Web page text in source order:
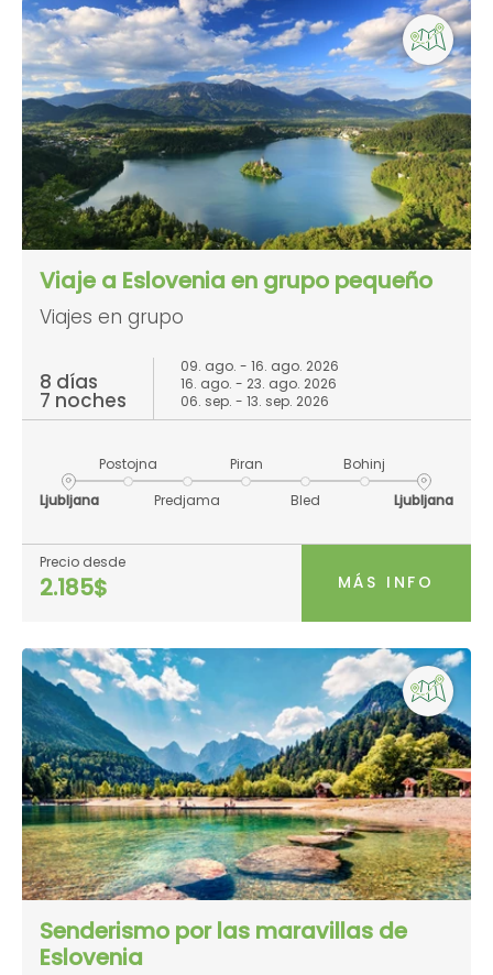
Viaje a Eslovenia en grupo pequeño
Viajes en grupo
8 días
7 noches
09. ago. - 16. ago. 2026
16. ago. - 23. ago. 2026
06. sep. - 13. sep. 2026
Ljubljana
Postojna
Predjama
Piran
Bled
Bohinj
Ljubljana
Precio desde
2.185$ MÁS INFO
Senderismo por las maravillas de
Eslovenia